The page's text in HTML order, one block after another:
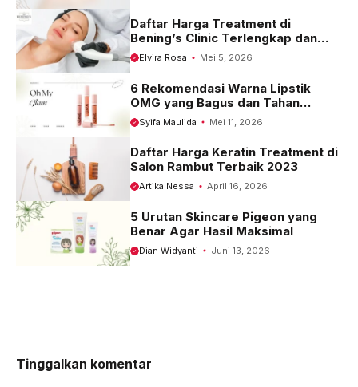
Daftar Harga Treatment di
Bening’s Clinic Terlengkap dan
Terbaru 2023
Elvira Rosa Mei 5, 2026
6 Rekomendasi Warna Lipstik
OMG yang Bagus dan Tahan
Seharian
Syifa Maulida Mei 11, 2026
Daftar Harga Keratin Treatment di
Salon Rambut Terbaik 2023
Artika Nessa April 16, 2026
5 Urutan Skincare Pigeon yang
Benar Agar Hasil Maksimal
Dian Widyanti Juni 13, 2026
Tinggalkan komentar